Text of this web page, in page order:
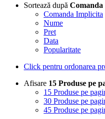
Sortează după
Comanda Implicita
Nume
Pret
Data
Popularitate
Click pentru ordonarea
Afisare 15 Produse pe
15 Produse pe
30 Produse pe
45 Produse pe